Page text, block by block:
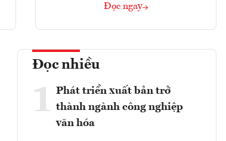
Đọc ngay
Đọc nhiều
1 Phát triển xuất bản trở
thành ngành công nghiệp
văn hóa